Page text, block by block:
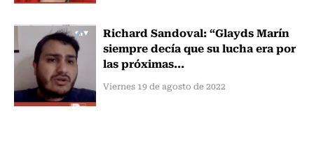
Richard Sandoval: “Glayds Marín
siempre decía que su lucha era por
las próximas...
Viernes 19 de agosto de 2022